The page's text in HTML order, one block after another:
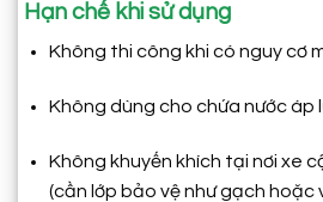
Hạn chế khi sử dụng
Không thi công khi có nguy cơ
Không dùng cho chứa nước áp
Không khuyến khích tại nơi xe
(cần lớp bảo vệ như gạch hoặc